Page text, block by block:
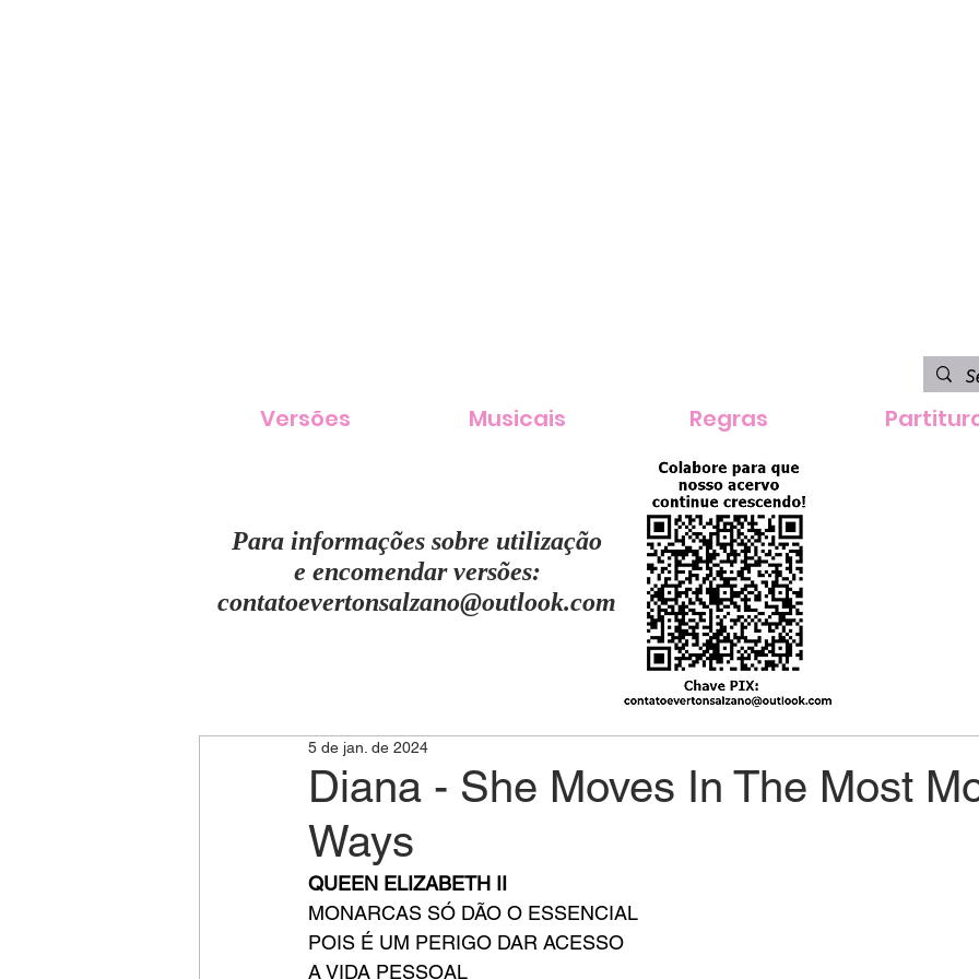
Versões Musicais Regras
Para informações sobre utilização
e encomendar versões:
contatoevertonsalzano@outlook.com
Diana - She Moves In The Most
Ways
5 de jan. de 2024
QUEEN ELIZABETH II
MONARCAS SÓ DÃO O ESSENCIAL
POIS É UM PERIGO DAR ACESSO
A VIDA PESSOAL